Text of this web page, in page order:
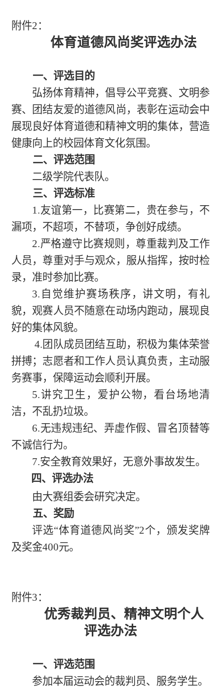
附件2：
体育道德风尚奖评选办法
一、评选目的
弘扬体育精神，倡导公平竞赛、文明参
赛、团结友爱的道德风尚，表彰在运动会中
展现良好体育道德和精神文明的集体，营造
健康向上的校园体育文化氛围。
二、评选范围
二级学院代表队。
三、 评选标准
1.友谊第一，比赛第二，贵在参与，不
漏项，不超项，不替项，争创好成绩。
2.严格遵守比赛规则，尊重裁判及工作
人员，尊重对手与观众，服从指挥，按时检
录，准时参加比赛。
3.自觉维护赛场秩序，讲文明，有礼
貌，观赛人员不随意在动场内跑动，展现良
好的集体风貌。
4.团队成员团结互助，积极为集体荣誉
拼搏；志愿者和工作人员认真负责，主动服
务赛事，保障运动会顺利开展。
5.讲究卫生，爱护公物，看台场地清
洁，不乱扔垃圾。
6.无违规违纪、弄虚作假、冒名顶替等
不诚信行为。
7.安全教育效果好，无意外事故发生。
四、评选办法
由大赛组委会研究决定。
五、奖励
评选“体育道德风尚奖”2个，颁发奖牌
及奖金400元。
附件3：
优秀裁判员、精神文明个人
评选办法
一、评选范围
参加本届运动会的裁判员、服务学生。